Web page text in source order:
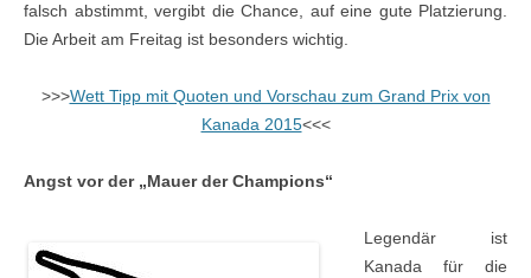
falsch abstimmt, vergibt die Chance, auf eine gute Platzierung.
Die Arbeit am Freitag ist besonders wichtig.
>>>Wett Tipp mit Quoten und Vorschau zum Grand Prix von
Kanada 2015<<<
Angst vor der „Mauer der Champions“
Legendär ist
Kanada für die